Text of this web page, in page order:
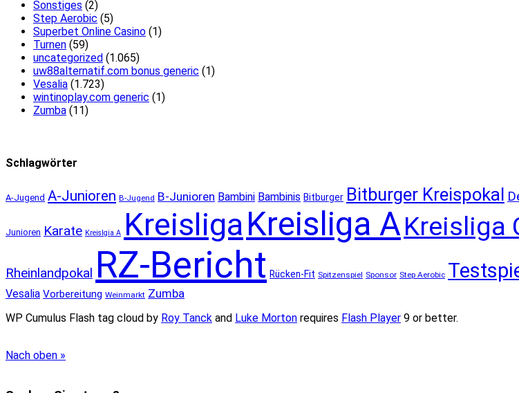
Sonstiges (2)
Step Aerobic (5)
Superbet Online Casino (1)
Turnen (59)
uncategorized (1.065)
uw88alternatif.com bonus generic (1)
Vesalia (1.723)
wintinoplay.com generic (1)
Zumba (11)
Schlagwörter
A-Jugend A-Junioren B-Jugend B-Junioren Bambini Bambinis Bitburger Bitburger Kreispokal
Junioren Karate Kreislgia A KreisligaKreisliga AKreisliga
Rheinlandpokal RZ-Bericht Rücken-Fit Spitzenspiel Sponsor Step Aerobic
Vesalia Vorbereitung Weinmarkt Zumba
WP Cumulus Flash tag cloud by Roy Tanck and Luke Morton requires Flash Player 9 or better.
Nach oben »